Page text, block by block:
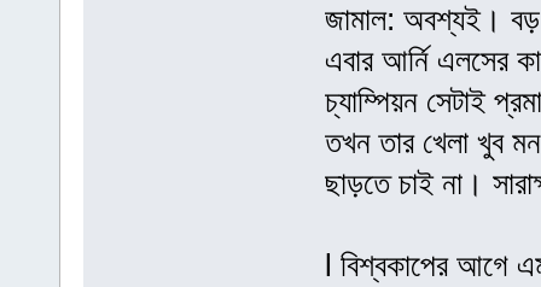
জামাল: অবশ্যই। বড়
এবার আর্নি এলসের
চ্যাম্পিয়ন সেটাই
তখন তার খেলা খুব
ছাড়তে চাই না।
l বিশ্বকাপের আগে